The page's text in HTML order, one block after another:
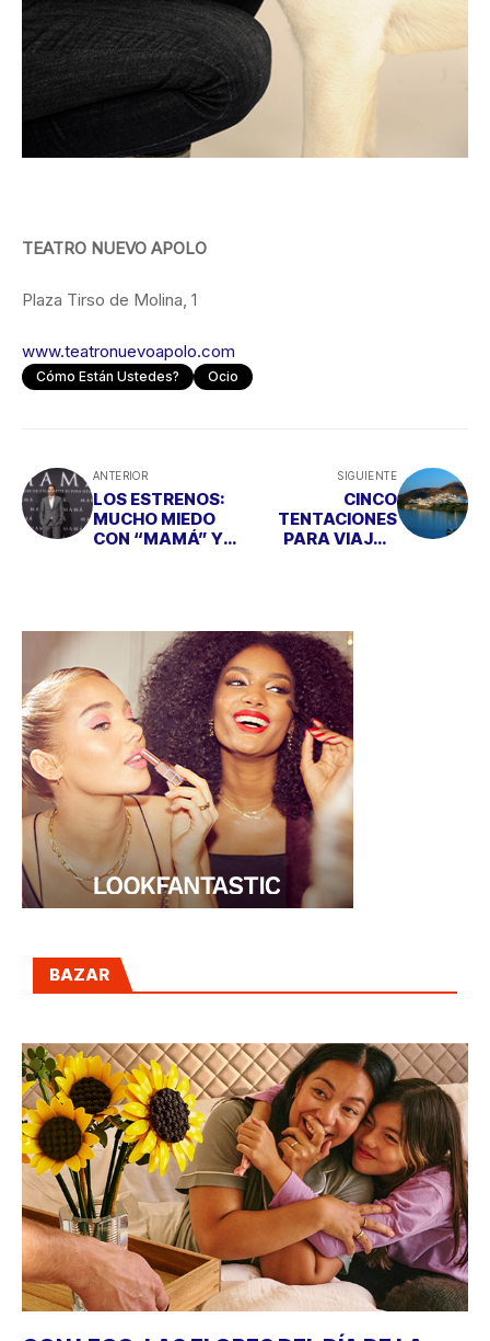
TEATRO NUEVO APOLO
Plaza Tirso de Molina, 1
www.teatronuevoapolo.com
Cómo Están Ustedes? Ocio
ANTERIOR
LOS ESTRENOS:
MUCHO MIEDO
CON “MAMÁ” Y
SIGUIENTE
CINCO
TENTACIONES
PARA VIAJAR
BAZAR